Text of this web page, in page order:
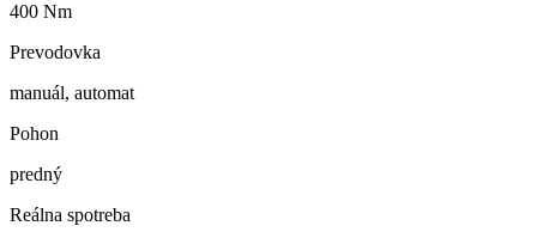
400 Nm
Prevodovka
manuál, automat
Pohon
predný
Reálna spotreba